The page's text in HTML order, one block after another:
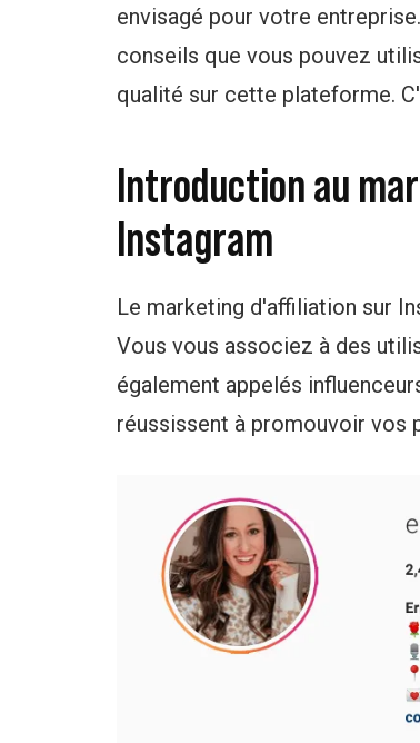
envisagé pour votre
conseils que vous pouvez
qualité sur cette plateforme.
Introduction au
Instagram
Le marketing d'affiliation sur
Vous vous associez à des
également appelés
réussissent à promouvoir vos